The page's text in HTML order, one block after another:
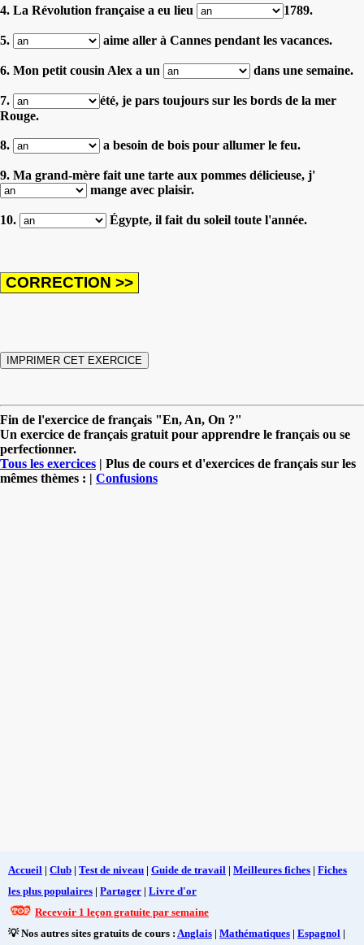
4. La Révolution française a eu lieu 1789.
5. aime aller à Cannes pendant les vacances.
6. Mon petit cousin Alex a un dans une semaine.
7.
été, je pars toujours sur les bords de la mer
Rouge.
8. a besoin de bois pour allumer le feu.
9. Ma grand-mère fait une tarte aux pommes délicieuse, j'
mange avec plaisir.
10. Égypte, il fait du soleil toute l'année.
Fin de l'exercice de français "En, An, On ?"
Un exercice de français gratuit pour apprendre le français ou se
perfectionner.
Tous les exercices | Plus de cours et d'exercices de français sur les
mêmes thèmes : | Confusions
Accueil | Club | Test de niveau | Guide de travail | Meilleures fiches | Fiches
les plus populaires | Partager | Livre d'or
Recevoir 1 leçon gratuite par semaine
💡 Nos autres sites gratuits de cours : Anglais | Mathématiques | Espagnol |